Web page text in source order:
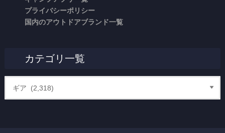
プライバシーポリシー
国内のアウトドアブランド一覧
カテゴリ一覧